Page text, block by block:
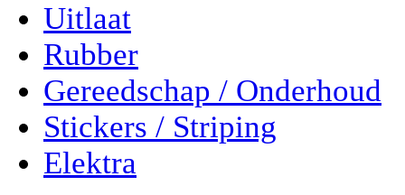
Uitlaat
Rubber
Gereedschap / Onderhoud
Stickers / Striping
Elektra